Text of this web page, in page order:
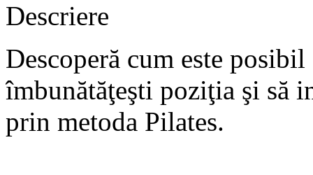
Descriere
Descoperă cum este
îmbunătăţeşti poziţia şi să
prin metoda Pilates.